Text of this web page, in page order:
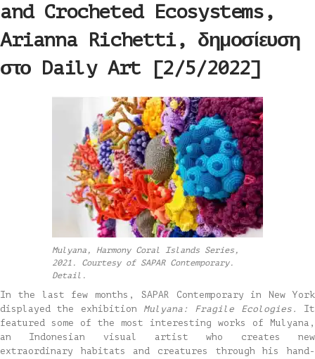
and Crocheted Ecosystems,
Arianna Richetti, δημοσίευση
στο Daily Art [2/5/2022]
Mulyana, Harmony Coral Islands Series,
2021. Courtesy of SAPAR Contemporary.
Detail.
In the last few months, SAPAR Contemporary in New York
displayed the exhibition Mulyana: Fragile Ecologies. It
featured some of the most interesting works of Mulyana,
an Indonesian visual artist who creates new
extraordinary habitats and creatures through his hand-